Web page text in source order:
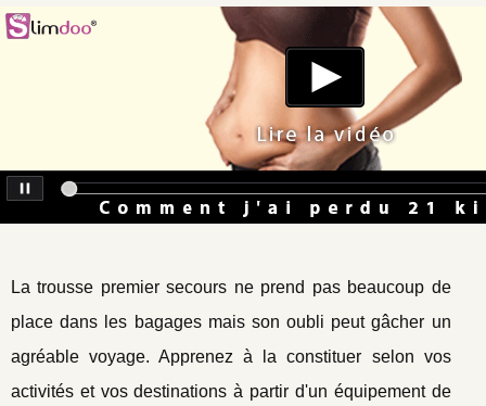
La trousse premier secours ne prend pas beaucoup de
place dans les bagages mais son oubli peut gâcher un
agréable voyage. Apprenez à la constituer selon vos
activités et vos destinations à partir d'un équipement de